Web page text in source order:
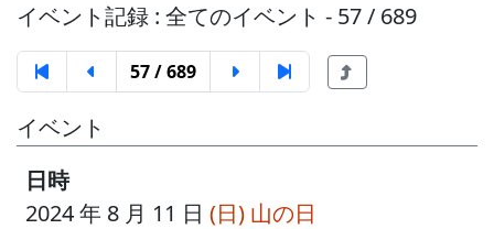
イベント記録 : 全てのイベント - 57 / 689
57 / 689
イベント
日時
2024 年 8 月 11 日 (日) 山の日